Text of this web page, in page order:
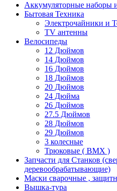
Аккумуляторные наборы
Бытовая Техника
Электрочайники и
TV антенны
Велосипеды
12 Дюймов
14 Дюймов
16 Дюймов
18 Дюймов
20 Дюймов
24 Дюйма
26 Дюймов
27.5 Дюймов
28 Дюймов
29 Дюймов
3 колесные
Трюковые ( BMX )
Запчасти для Станков
деревообрабатывающие)
Маски сварочные ,
Вышка-тура